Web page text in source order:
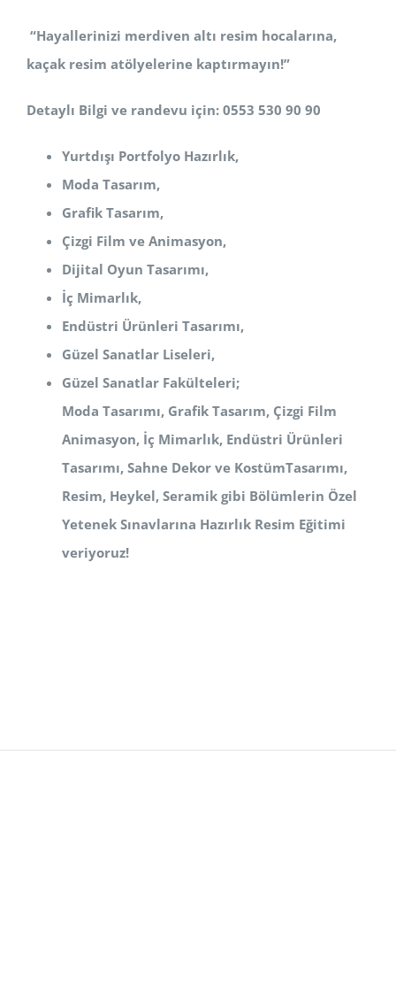
“Hayallerinizi merdiven altı resim hocalarına,
kaçak resim atölyelerine kaptırmayın!”
Detaylı Bilgi ve randevu için: 0553 530 90 90
Yurtdışı Portfolyo Hazırlık,
Moda Tasarım,
Grafik Tasarım,
Çizgi Film ve Animasyon,
Dijital Oyun Tasarımı,
İç Mimarlık,
Endüstri Ürünleri Tasarımı,
Güzel Sanatlar Liseleri,
Güzel Sanatlar Fakülteleri;
Moda Tasarımı, Grafik Tasarım, Çizgi Film
Animasyon, İç Mimarlık, Endüstri Ürünleri
Tasarımı, Sahne Dekor ve KostümTasarımı,
Resim, Heykel, Seramik gibi Bölümlerin Özel
Yetenek Sınavlarına Hazırlık Resim Eğitimi
veriyoruz!